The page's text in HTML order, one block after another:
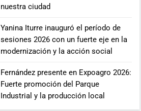
nuestra ciudad
Yanina Iturre inauguró el período de
sesiones 2026 con un fuerte eje en la
modernización y la acción social
Fernández presente en Expoagro 2026:
Fuerte promoción del Parque
Industrial y la producción local